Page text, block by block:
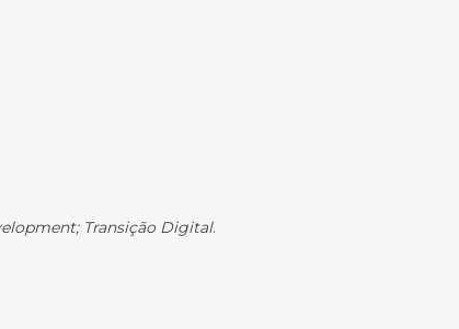
Transição Digital.